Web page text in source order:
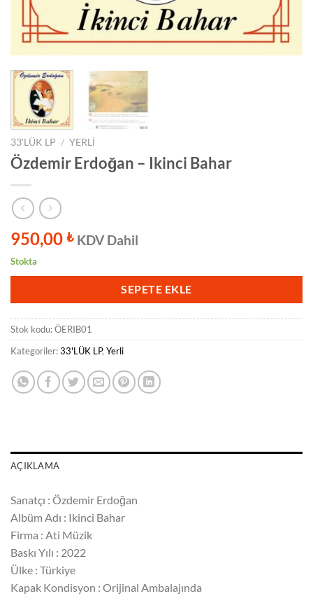
33'LÜK LP / YERLI
Özdemir Erdoğan – Ikinci Bahar
950,00 ₺ KDV Dahil
Stokta
SEPETE EKLE
Stok kodu:ÖERIB01
Kategoriler:33'LÜK LP, Yerli
AÇIKLAMA
Sanatçı : Özdemir Erdoğan
Albüm Adı : Ikinci Bahar
Firma : Ati Müzik
Baskı Yılı : 2022
Ülke : Türkiye
Kapak Kondisyon : Orijinal Ambalajında